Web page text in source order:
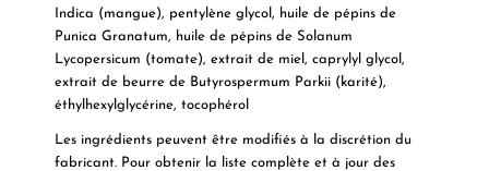
Indica (mangue), pentylène glycol, huile de pépins de
Punica Granatum, huile de pépins de Solanum
Lycopersicum (tomate), extrait de miel, caprylyl glycol,
extrait de beurre de Butyrospermum Parkii (karité),
éthylhexylglycérine, tocophérol
Les ingrédients peuvent être modifiés à la discrétion du
fabricant. Pour obtenir la liste complète et à jour des